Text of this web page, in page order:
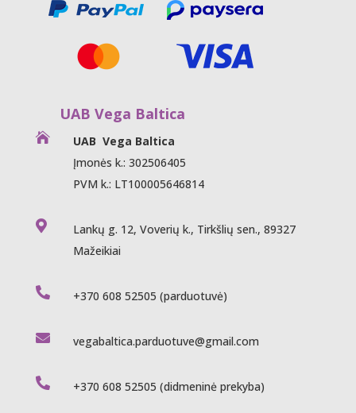
UAB Vega Baltica

UAB Vega Baltica
Įmonės k.: 302506405
PVM k.: LT100005646814

Lankų g. 12, Voverių k., Tirkšlių sen., 89327
Mažeikiai
 +370 608 52505 (parduotuvė)
 vegabaltica.parduotuve@gmail.com
 +370 608 52505 (didmeninė prekyba)